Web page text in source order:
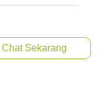
Chat Sekarang